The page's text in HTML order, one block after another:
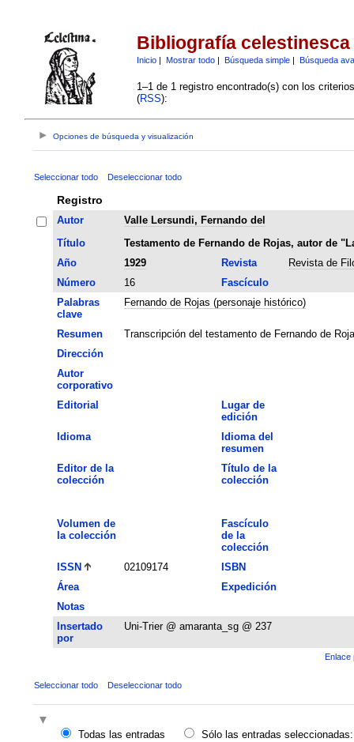
Bibliografía celestinesca
Inicio| Mostrar todo| Búsqueda simple| Búsqueda
1–1 de 1 registro encontrado(s) con los
(RSS):
Opciones de búsqueda y visualización
Seleccionar todo Deseleccionar todo
Registro
Autor
Valle Lersundi, Fernando del
Título
Testamento de Fernando de Rojas, autor de
Año
1929 Revista
Revista de
Número
16
Fascículo
Palabras
clave
Fernando de Rojas (personaje histórico)
Resumen
Transcripción del testamento de Fernando de
Dirección
Autor
corporativo
Editorial
Lugar de
edición
Idioma
Idioma del
resumen
Editor de la
colección
Título de la
colección
Volumen de
la colección
Fascículo
de la
colección
ISSN
02109174
ISBN
Área
Expedición
Notas
Insertado
por
Uni-Trier @ amaranta_sg @ 237
Enlace
Seleccionar todo Deseleccionar todo
Todas las entradas
Sólo las entradas seleccionadas: